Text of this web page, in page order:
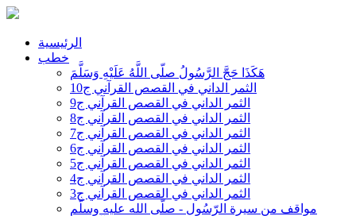
الرئيسية
خطب
هَكَذَا حَجَّ الرَّسُولُ صلّى اللَّهُ عَلَيْهِ وَسَلَّمَ
الثمر الداني في القصص القرآني ج10
الثمر الداني في القصص القرآني ج9
الثمر الداني في القصص القرآني ج8
الثمر الداني في القصص القرآني ج7
الثمر الداني في القصص القرآني ج6
الثمر الداني في القصص القرآني ج5
الثمر الداني في القصص القرآني ج4
الثمر الداني في القصص القرآني ج3
مواقف من سيرة الرّسُول - صلّى الله عليه وسلّم